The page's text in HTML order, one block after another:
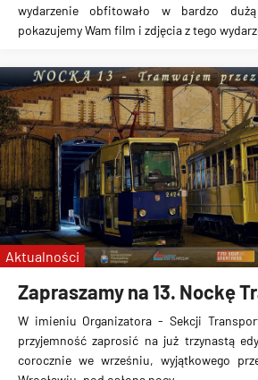
wydarzenie obfitowało w bardzo
pokazujemy Wam film i zdjęcia z tego
Zapraszamy na 13. Nockę
W imieniu Organizatora - Sekcji
przyjemność zaprosić na już trzynastą
corocznie we wrześniu, wyjątkowego
Aktualności